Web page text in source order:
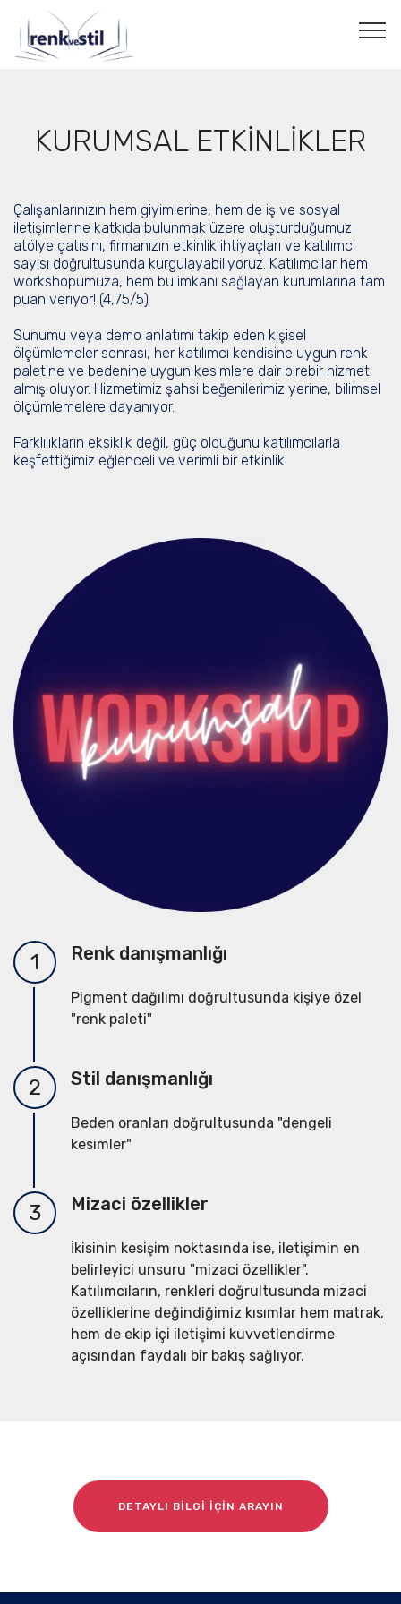
KURUMSAL ETKİNLİKLER
Çalışanlarınızın hem giyimlerine, hem de iş ve sosyal
iletişimlerine katkıda bulunmak üzere oluşturduğumuz
atölye çatısını, firmanızın etkinlik ihtiyaçları ve katılımcı
sayısı doğrultusunda kurgulayabiliyoruz. Katılımcılar hem
workshopumuza, hem bu imkanı sağlayan kurumlarına tam
puan veriyor! (4,75/5)
Sunumu veya demo anlatımı takip eden kişisel
ölçümlemeler sonrası, her katılımcı kendisine uygun renk
paletine ve bedenine uygun kesimlere dair birebir hizmet
almış oluyor. Hizmetimiz şahsi beğenilerimiz yerine, bilimsel
ölçümlemelere dayanıyor.
Farklılıkların eksiklik değil, güç olduğunu katılımcılarla
keşfettiğimiz eğlenceli ve verimli bir etkinlik!
1 Renk danışmanlığı
Pigment dağılımı doğrultusunda kişiye özel
"renk paleti"
2 Stil danışmanlığı
Beden oranları doğrultusunda "dengeli
kesimler"
3 Mizaci özellikler
İkisinin kesişim noktasında ise, iletişimin en
belirleyici unsuru "mizaci özellikler".
Katılımcıların, renkleri doğrultusunda mizaci
özelliklerine değindiğimiz kısımlar hem matrak,
hem de ekip içi iletişimi kuvvetlendirme
açısından faydalı bir bakış sağlıyor.
DETAYLI BİLGİ İÇİN ARAYIN